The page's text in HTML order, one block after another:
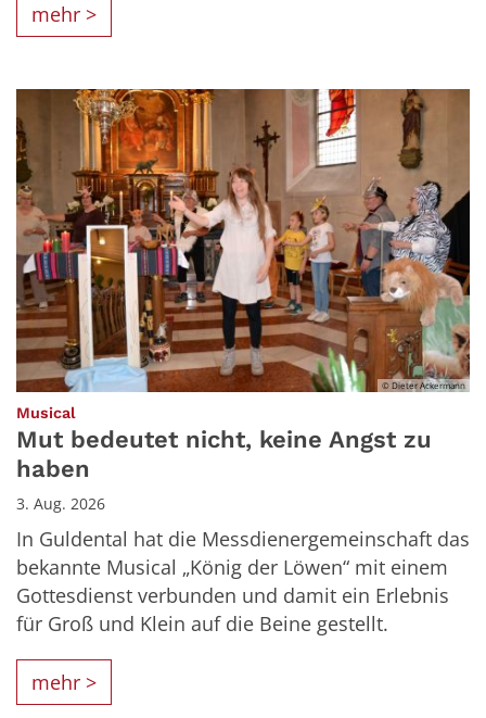
mehr >
© Dieter Ackermann
Musical
Mut bedeutet nicht, keine Angst zu
haben
3. Aug. 2026
In Guldental hat die Messdienergemeinschaft das
bekannte Musical „König der Löwen“ mit einem
Gottesdienst verbunden und damit ein Erlebnis
für Groß und Klein auf die Beine gestellt.
mehr >